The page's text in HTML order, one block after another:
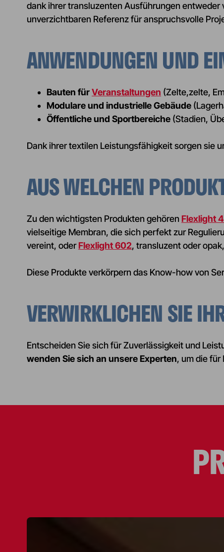
dank ihrer transluzenten Ausführungen
unverzichtbaren Referenz für anspruchsvolle
ANWENDUNGEN UND
Bauten fürVeranstaltungen (Zelte,zelte,
Modulare und industrielle Gebäude
Öffentliche und Sportbereiche (Stadien,
Dank ihrer textilen Leistungsfähigkeit sorgen sie
AUS WELCHEN
Zu den wichtigsten Produkten gehören Flexlight
vielseitige Membran, die sich perfekt zur
vereint, oderFlexlight 602, transluzent oder
Diese Produkte verkörpern das Know-how von
VERWIRKLICHEN SIE
Entscheiden Sie sich für Zuverlässigkeit und
wenden Sie sich an unsere Experten, um die für